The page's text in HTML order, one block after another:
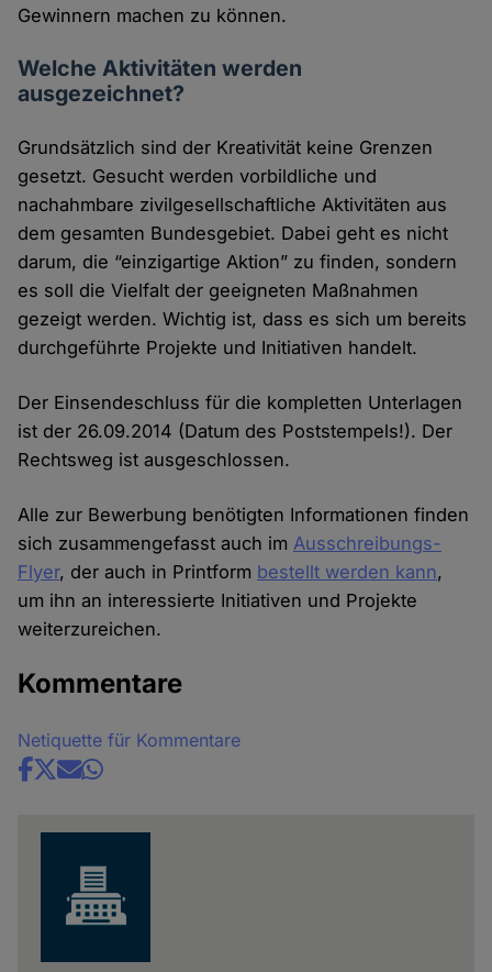
Gewinnern machen zu können.
Welche Aktivitäten werden
ausgezeichnet?
Grundsätzlich sind der Kreativität keine Grenzen
gesetzt. Gesucht werden vorbildliche und
nachahmbare zivilgesellschaftliche Aktivitäten aus
dem gesamten Bundesgebiet. Dabei geht es nicht
darum, die “einzigartige Aktion” zu finden, sondern
es soll die Vielfalt der geeigneten Maßnahmen
gezeigt werden. Wichtig ist, dass es sich um bereits
durchgeführte Projekte und Initiativen handelt.
Der Einsendeschluss für die kompletten Unterlagen
ist der 26.09.2014 (Datum des Poststempels!). Der
Rechtsweg ist ausgeschlossen.
Alle zur Bewerbung benötigten Informationen finden
sich zusammengefasst auch imAusschreibungs-
Flyer, der auch in Printform bestellt werden kann,
um ihn an interessierte Initiativen und Projekte
weiterzureichen.
Kommentare
Netiquette für Kommentare
Share